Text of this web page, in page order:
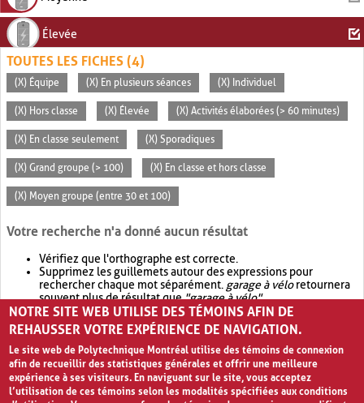
Élevée
TOUTES LES FICHES (4)
(X) Équipe (X) En plusieurs séances (X) Individuel
(X) Hors classe (X) Élevée (X) Activités élaborées (> 60 minutes)
(X) En classe seulement (X) Sporadiques
(X) Grand groupe (> 100) (X) En classe et hors classe
(X) Moyen groupe (entre 30 et 100)
Votre recherche n'a donné aucun résultat
Vérifiez que l'orthographe est correcte.
Supprimez les guillemets autour des expressions pour
rechercher chaque mot séparément. garage à véloretournera
souvent plus de résultat que"garage à vélo".
Envisagez d'élargir votre recherche avec OR.garage OR vélo
retournera souvent plus de résultat quegarage à vélo
NOTRE SITE WEB UTILISE DES TÉMOINS AFIN DE
REHAUSSER VOTRE EXPÉRIENCE DE NAVIGATION.
Le site web de Polytechnique Montréal utilise des témoins de connexion
afin de recueillir des statistiques générales et offrir une meilleure
expérience à ses visiteurs. En naviguant sur le site, vous acceptez
l’utilisation de ces témoins selon les modalités spécifiées aux conditions